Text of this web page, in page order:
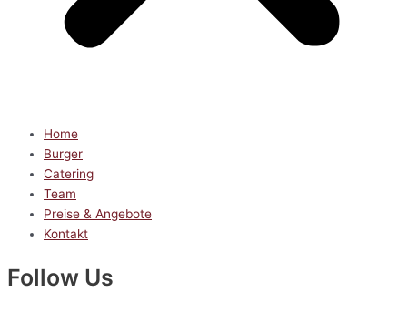
Home
Burger
Catering
Team
Preise & Angebote
Kontakt
Follow Us